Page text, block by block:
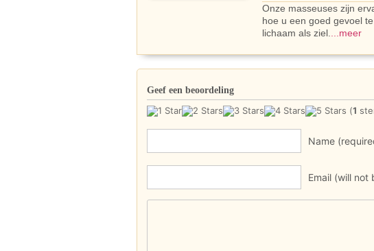
Onze masseuses zijn
hoe u een goed gevoel
lichaam als ziel.
...meer
Geef een beoordeling
(1
Name
Email (will not